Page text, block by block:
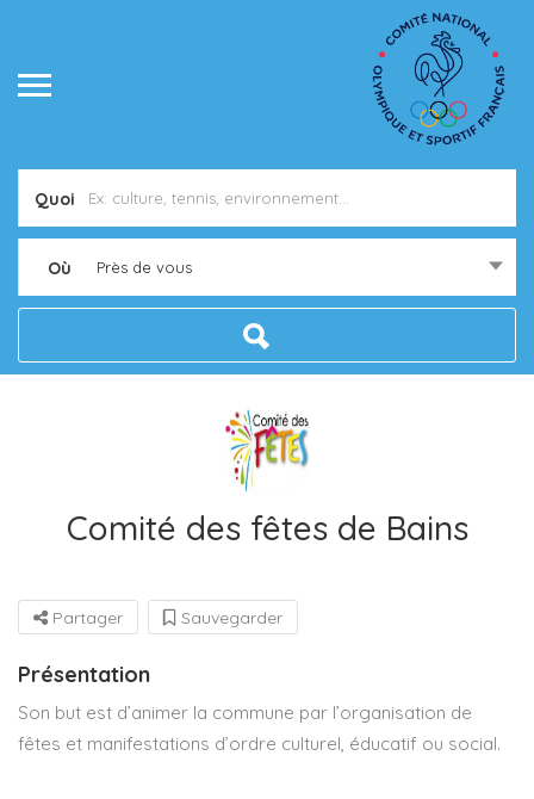
Quoi
Où Près de vous
Comité des fêtes de Bains
Partager Sauvegarder
Présentation
Son but est d’animer la commune par l’organisation de
fêtes et manifestations d’ordre culturel, éducatif ou social.